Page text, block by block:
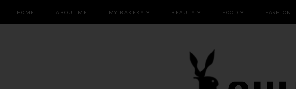
HOME ABOUT ME MY BAKERY BEAUTY FOOD FASHION